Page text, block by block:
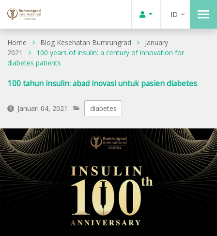
ID
Home Blog Kesehatan Bumrungrad
January
2021
100 years of insulin: a century of innovation for
diabetes patients
100 tahun insulin: abad inovasi untuk pasien diabetes
Januari 04, 2021 diabetes